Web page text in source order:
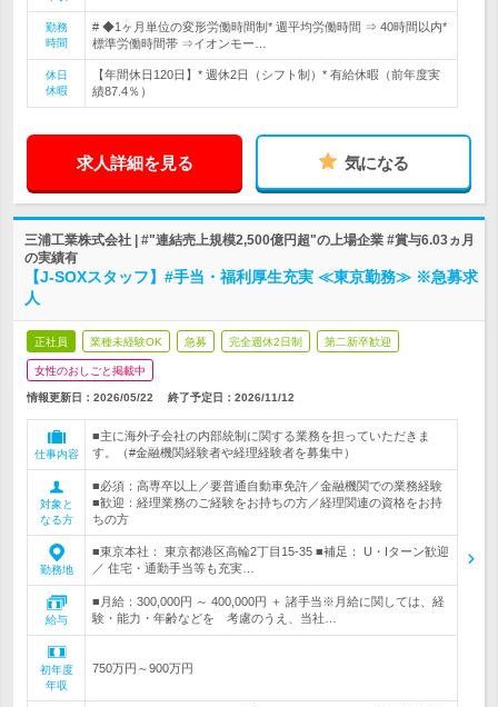
勤務
時間
# ◆1ヶ月単位の変形労働時間制* 週平均労働時間 ⇒ 40時間以内*
標準労働時間帯 ⇒イオンモー…
休日
休暇
【年間休日120日】* 週休2日（シフト制）* 有給休暇（前年度実
績87.4％）
求人詳細を見る 気になる
三浦工業株式会社 | #"連結売上規模2,500億円超"の上場企業 #賞与6.03ヵ月
の実績有
【J-SOXスタッフ】#手当・福利厚生充実 ≪東京勤務≫ ※急募求
人
正社員 業種未経験OK 急募 完全週休2日制 第二新卒歓迎
女性のおしごと掲載中
情報更新日：2026/05/22 終了予定日： 2026/11/12
仕事内容
■主に海外子会社の内部統制に関する業務を担っていただきま
す。（#金融機関経験者や経理経験者を募集中）
対象と
なる方
■必須：高専卒以上／要普通自動車免許／金融機関での業務経験
■歓迎：経理業務のご経験をお持ちの方／経理関連の資格をお持
ちの方
勤務地
■東京本社： 東京都港区高輪2丁目15-35 ■補足： U・Iターン歓迎
／ 住宅・通勤手当等も充実…
給与
■月給：300,000円 ～ 400,000円 ＋ 諸手当※月給に関しては、経
験・能力・年齢などを 考慮のうえ、当社…
初年度
年収
750万円～900万円